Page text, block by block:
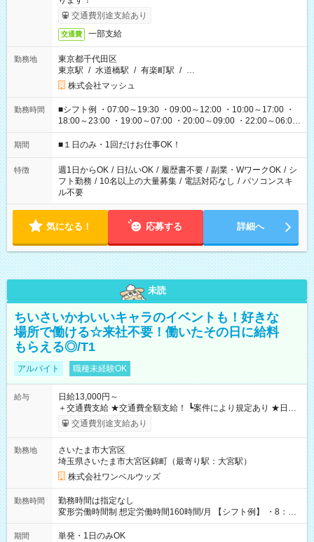
交通費別途支給あり
交通費 一部支給
勤務地
東京都千代田区
東京駅 / 水道橋駅 / 有楽町駅 / …
株式会社マッシュ
勤務時間
■シフト例 ・07:00～19:30 ・09:00～12:00 ・10:00～17:00 ・
18:00～23:00 ・19:00～07:00 ・20:00～09:00 ・22:00～06:00
etc ★最短で3時間で5,120円のお仕事から 15時間で2万円近く稼
げるお仕事も！ ご希望のお時間に合わせてご紹介！ ※シフトは
ください！
期間 ■１日のみ・1回だけお仕事OK！
特徴 週1日からOK / 日払いOK / 履歴書不要 / 副業・WワークOK / シ
フト勤務 / 10名以上の大量募集 / 電話対応なし / パソコンスキ
ル不要
気になる！ 応募する 詳細へ
未読
ちいさいかわいいキャラのイベントも！好きな
場所で働ける☆来社不要！働いたその日に給料
もらえる◎/T1
アルバイト 職種未経験OK
給与
日給13,000円～
＋交通費支給 ★交通費全額支給！ ┗案件により規定あり ★日払
いOK！（規定あり） ┗働いたその日に現金GET♪ お仕事後はコ
ンビニATMから 日払い分を引き落とせます！ 【試用期間】試
交通費別途支給あり
勤務地
さいたま市大宮区
埼玉県さいたま市大宮区錦町（最寄り駅：大宮駅）
株式会社ワンベルウッズ
勤務時間
勤務時間は指定なし
変形労働時間制 想定労働時間160時間/月 【シフト例】 ・8：00
～21：00
期間 単発・1日のみOK